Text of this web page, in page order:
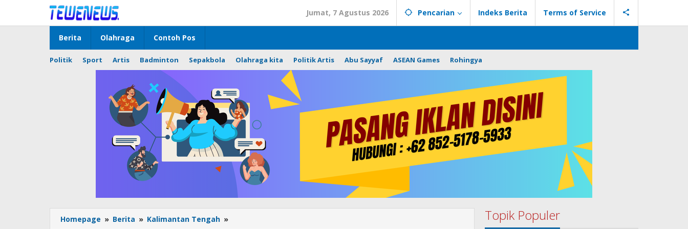
konten
Jumat, 7 Agustus 2026 Pencarian Indeks Berita Terms of Service
Berita Olahraga Contoh Pos
Politik Sport Artis Badminton Sepakbola Olahraga kita Politik Artis Abu Sayyaf ASEAN Games Rohingya
Homepage » Berita » Kalimantan Tengah » Topik Populer